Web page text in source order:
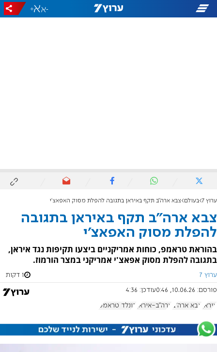
-
+
ערוץ 7 בעולם צבא ארה"ב תקף באיראן בתגובה להפלת מסוק האפאצ'י
צבא ארה"ב תקף באיראן בתגובה
להפלת מסוק האפאצ'י
בהוראת טראמפ, כוחות אמריקניים ביצעו תקיפות נגד איראן,
בתגובה להפלת מסוק אפאצ'י אמריקני במצר הורמוז.
ערוץ 7 1 דקות
פורסם: 10.06.26, 0:46 עודכן: 4:36
איראן צבא ארה"ב ארה"ב-איראן דונלד טראמפ